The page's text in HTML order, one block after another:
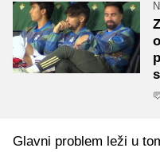
Glavni problem leži u